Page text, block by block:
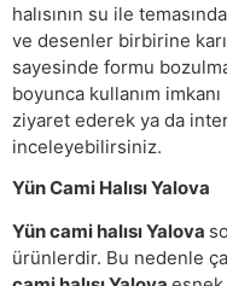
halısının su ile
ve desenler birbirine
sayesinde formu
boyunca kullanım imkanı
ziyaret ederek ya da
inceleyebilirsiniz.
Yün Cami Halısı Yalova
Yün cami halısı Yalova
ürünlerdir. Bu nedenle